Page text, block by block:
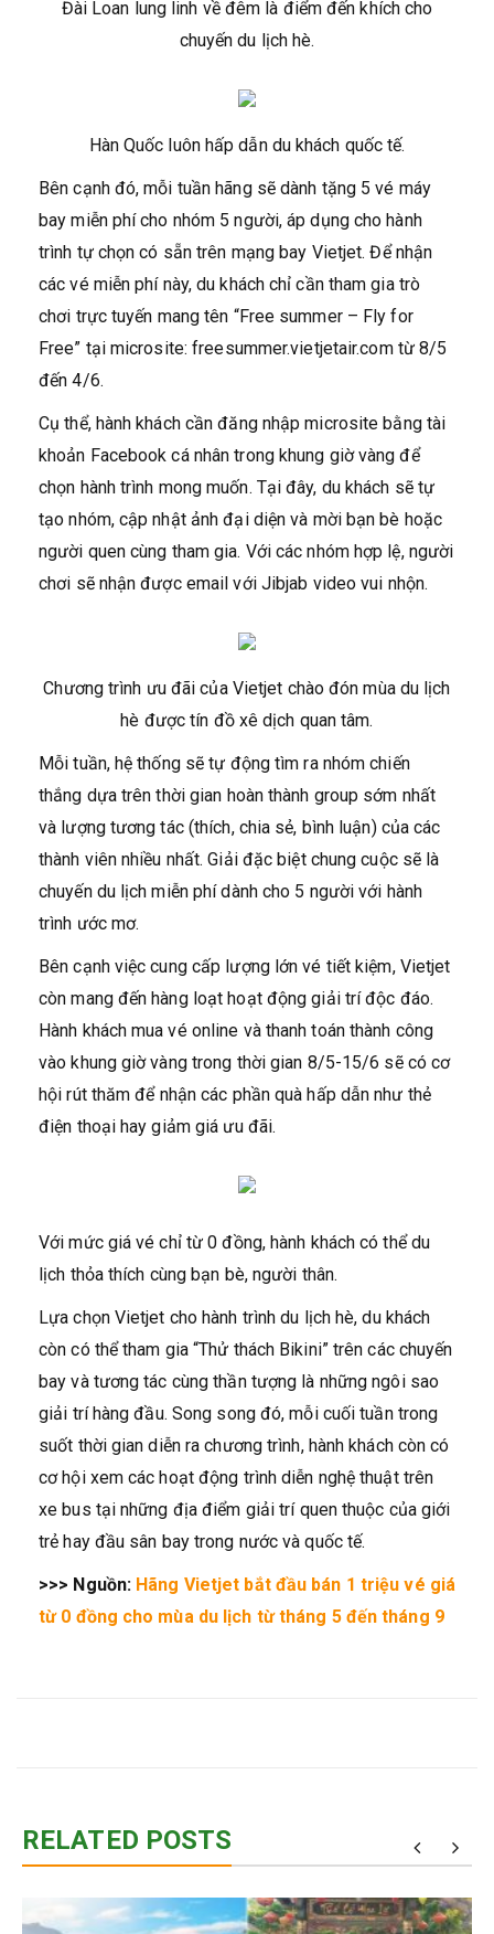
Đài Loan lung linh về đêm là điểm đến khích cho
chuyến du lịch hè.
Hàn Quốc luôn hấp dẫn du khách quốc tế.
Bên cạnh đó, mỗi tuần hãng sẽ dành tặng 5 vé máy
bay miễn phí cho nhóm 5 người, áp dụng cho hành
trình tự chọn có sẵn trên mạng bay Vietjet. Để nhận
các vé miễn phí này, du khách chỉ cần tham gia trò
chơi trực tuyến mang tên “Free summer – Fly for
Free” tại microsite: freesummer.vietjetair.com từ 8/5
đến 4/6.
Cụ thể, hành khách cần đăng nhập microsite bằng tài
khoản Facebook cá nhân trong khung giờ vàng để
chọn hành trình mong muốn. Tại đây, du khách sẽ tự
tạo nhóm, cập nhật ảnh đại diện và mời bạn bè hoặc
người quen cùng tham gia. Với các nhóm hợp lệ, người
chơi sẽ nhận được email với Jibjab video vui nhộn.
Chương trình ưu đãi của Vietjet chào đón mùa du lịch
hè được tín đồ xê dịch quan tâm.
Mỗi tuần, hệ thống sẽ tự động tìm ra nhóm chiến
thắng dựa trên thời gian hoàn thành group sớm nhất
và lượng tương tác (thích, chia sẻ, bình luận) của các
thành viên nhiều nhất. Giải đặc biệt chung cuộc sẽ là
chuyến du lịch miễn phí dành cho 5 người với hành
trình ước mơ.
Bên cạnh việc cung cấp lượng lớn vé tiết kiệm, Vietjet
còn mang đến hàng loạt hoạt động giải trí độc đáo.
Hành khách mua vé online và thanh toán thành công
vào khung giờ vàng trong thời gian 8/5-15/6 sẽ có cơ
hội rút thăm để nhận các phần quà hấp dẫn như thẻ
điện thoại hay giảm giá ưu đãi.
Với mức giá vé chỉ từ 0 đồng, hành khách có thể du
lịch thỏa thích cùng bạn bè, người thân.
Lựa chọn Vietjet cho hành trình du lịch hè, du khách
còn có thể tham gia “Thử thách Bikini” trên các chuyến
bay và tương tác cùng thần tượng là những ngôi sao
giải trí hàng đầu. Song song đó, mỗi cuối tuần trong
suốt thời gian diễn ra chương trình, hành khách còn có
cơ hội xem các hoạt động trình diễn nghệ thuật trên
xe bus tại những địa điểm giải trí quen thuộc của giới
trẻ hay đầu sân bay trong nước và quốc tế.
>>> Nguồn: Hãng Vietjet bắt đầu bán 1 triệu vé giá
từ 0 đồng cho mùa du lịch từ tháng 5 đến tháng 9
RELATED POSTS